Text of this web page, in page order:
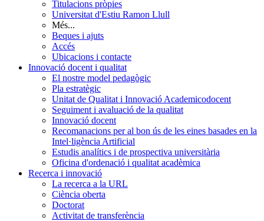
Titulacions pròpies
Universitat d'Estiu Ramon Llull
Més...
Beques i ajuts
Accés
Ubicacions i contacte
Innovació docent i qualitat
El nostre model pedagògic
Pla estratègic
Unitat de Qualitat i Innovació Academicodocent
Seguiment i avaluació de la qualitat
Innovació docent
Recomanacions per al bon ús de les eines basades en la
Intel·ligència Artificial
Estudis analítics i de prospectiva universitària
Oficina d'ordenació i qualitat acadèmica
Recerca i innovació
La recerca a la URL
Ciència oberta
Doctorat
Activitat de transferència